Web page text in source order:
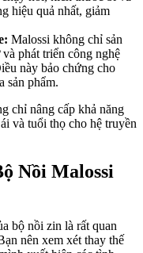
hiệu quả nhất, giảm
Malossi không chỉ sản
phát triển công nghệ
này bảo chứng cho
sản phẩm.
chỉ nâng cấp khả năng
và tuổi thọ cho hệ truyền
Nồi Malossi
bộ nồi zin là rất quan
nên xem xét thay thế